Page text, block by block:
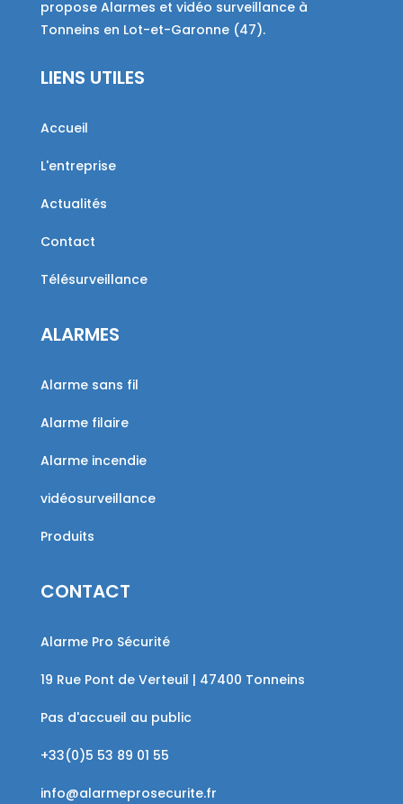
propose Alarmes et vidéo surveillance à
Tonneins en Lot-et-Garonne (47).
LIENS UTILES
Accueil
L'entreprise
Actualités
Contact
Télésurveillance
ALARMES
Alarme sans fil
Alarme filaire
Alarme incendie
vidéosurveillance
Produits
CONTACT
Alarme Pro Sécurité
19 Rue Pont de Verteuil | 47400 Tonneins
Pas d'accueil au public
+33(0)5 53 89 01 55
info@alarmeprosecurite.fr